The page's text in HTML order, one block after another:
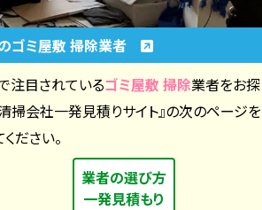
ゴミ屋敷 掃除業者
注目されているゴミ屋敷 掃除業者をお
清掃会社一発見積りサイト』の次のページ
ださい。
業者の選び方
一発見積もり